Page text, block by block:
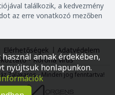
találkozik, a kedvezmény
az erre vonatkozó mezőben
Elérhetőségek
Adatvédelem
- Korona vírus
Zalakaros - Minden jog fenntartva!
annak érdekében,
nyújtsuk honlapunkon.